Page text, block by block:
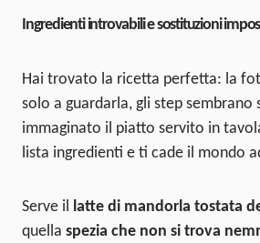
Ingredienti introvabili e sostituzioni
Hai trovato la ricetta perfetta: la
solo a guardarla, gli step sembrano
immaginato il piatto servito in
lista ingredienti e ti cade il mondo
Serve il latte di mandorla tostata
quella spezia che non si trova